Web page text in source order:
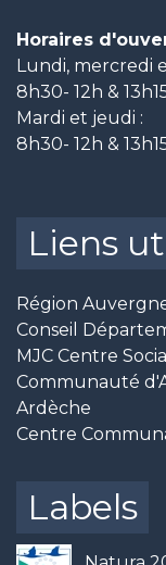
Horaires
Lundi, mercredi
8h30- 12h &
Mardi et jeudi :
8h30- 12h &
Liens
Région
Conseil
MJC Centre Social
Communauté
Ardèche
Centre
Labels